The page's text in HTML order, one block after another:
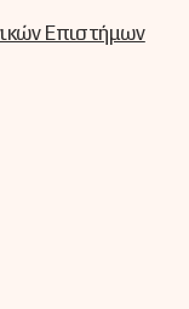
Επιστήμων